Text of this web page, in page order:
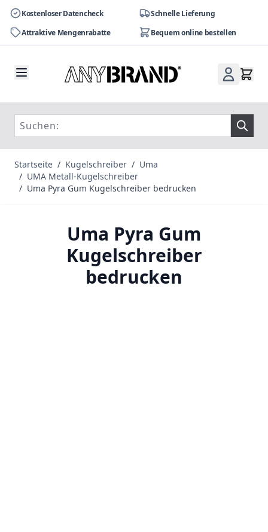
Kostenloser Datencheck
Schnelle Lieferung
Attraktive Mengenrabatte
Bequem online bestellen
Startseite / Kugelschreiber / Uma
/ UMA Metall-Kugelschreiber
/ Uma Pyra Gum Kugelschreiber bedrucken
Uma Pyra Gum
Kugelschreiber
bedrucken